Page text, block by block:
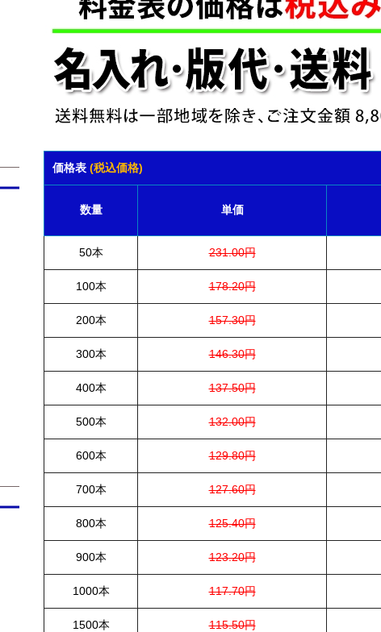
価格表 (税込価格)
数量 単価
50本 231.00円
100本 178.20円
200本 157.30円
300本 146.30円
400本 137.50円
500本 132.00円
600本 129.80円
700本 127.60円
800本 125.40円
900本 123.20円
1000本 117.70円
1500本 115.50円